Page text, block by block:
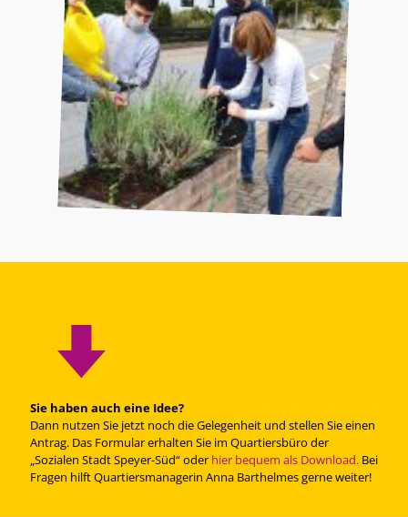
Sie haben auch eine Idee?
Dann nutzen Sie jetzt noch die Gelegenheit und stellen Sie einen
Antrag. Das Formular erhalten Sie im Quartiersbüro der
„Sozialen Stadt Speyer-Süd“ oder hier bequem als Download. Bei
Fragen hilft Quartiersmanagerin Anna Barthelmes gerne weiter!